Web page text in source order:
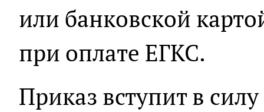
или банковской
при оплате ЕГКС.
Приказ вступит в